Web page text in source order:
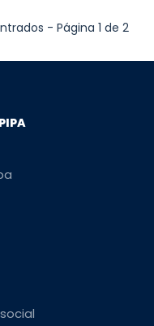
- Página 1 de 2